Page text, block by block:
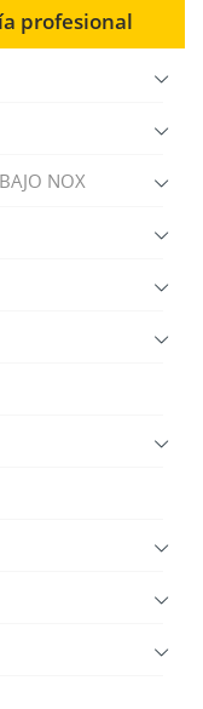
profesional
NOX